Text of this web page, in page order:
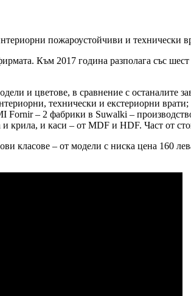
пожароустойчиви и технически
Към 2017 година разполага със
и цветове, в сравнение с останалите
технически и екстериорни
Fornir – 2 фабрики в Suwalki –
и каси – от MDF и HDF. Част от
класове – от модели с ниска цена 160